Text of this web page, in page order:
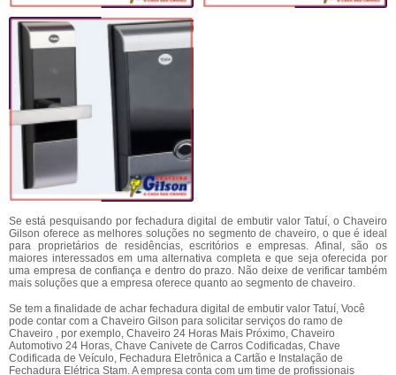
Se está pesquisando por fechadura digital de embutir valor Tatuí, o Chaveiro
Gilson oferece as melhores soluções no segmento de chaveiro, o que é ideal
para proprietários de residências, escritórios e empresas. Afinal, são os
maiores interessados em uma alternativa completa e que seja oferecida por
uma empresa de confiança e dentro do prazo. Não deixe de verificar também
mais soluções que a empresa oferece quanto ao segmento de chaveiro.
Se tem a finalidade de achar fechadura digital de embutir valor Tatuí, Você
pode contar com a Chaveiro Gilson para solicitar serviços do ramo de
Chaveiro , por exemplo, Chaveiro 24 Horas Mais Próximo, Chaveiro
Automotivo 24 Horas, Chave Canivete de Carros Codificadas, Chave
Codificada de Veículo, Fechadura Eletrônica a Cartão e Instalação de
Fechadura Elétrica Stam. A empresa conta com um time de profissionais